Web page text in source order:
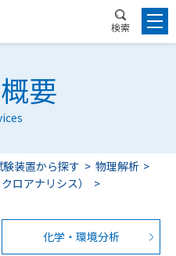
検索
要
装置から探す
物理解析
ロアナリシス）
化学・環境分析